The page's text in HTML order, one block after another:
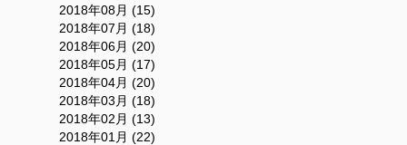
2018年08月 (15)
2018年07月 (18)
2018年06月 (20)
2018年05月 (17)
2018年04月 (20)
2018年03月 (18)
2018年02月 (13)
2018年01月 (22)